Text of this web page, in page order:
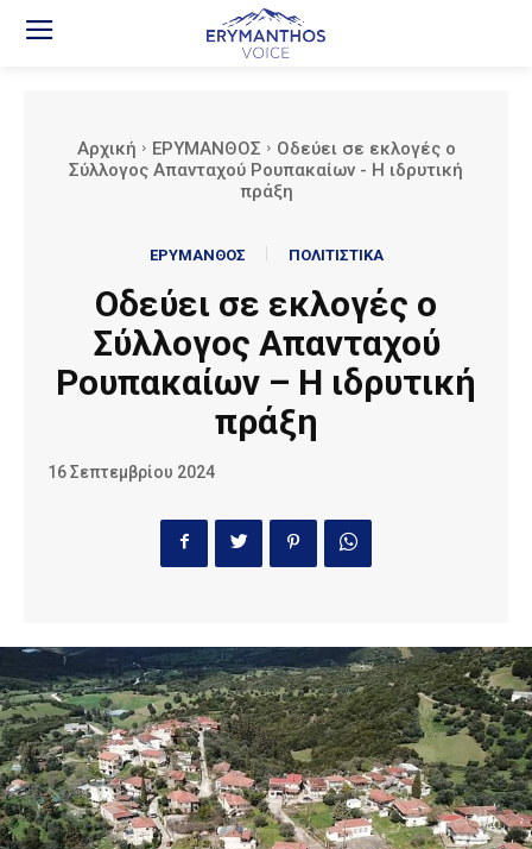
Αρχική ΕΡΥΜΑΝΘΟΣ
Oδεύει σε εκλογές ο
Σύλλογος Απανταχού Ρουπακαίων - Η ιδρυτική
πράξη
ΕΡΥΜΑΝΘΟΣ ΠΟΛΙΤΙΣΤΙΚΑ
Oδεύει σε εκλογές ο
Σύλλογος Απανταχού
Ρουπακαίων – Η ιδρυτική
πράξη
16 Σεπτεμβρίου 2024